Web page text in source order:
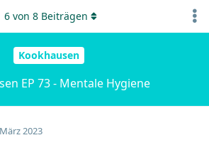
Kookhausen
EP 73 - Mentale Hygiene
6von 8Beiträgen
2023